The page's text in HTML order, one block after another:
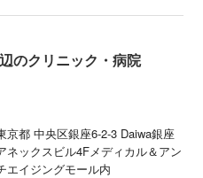
のクリニック・病院
京都 中央区銀座6-2-3 Daiwa銀座
ネックスビル4Fメディカル＆アン
エイジングモール内